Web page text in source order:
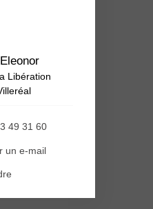
Libération
49 31 60
un e-mail